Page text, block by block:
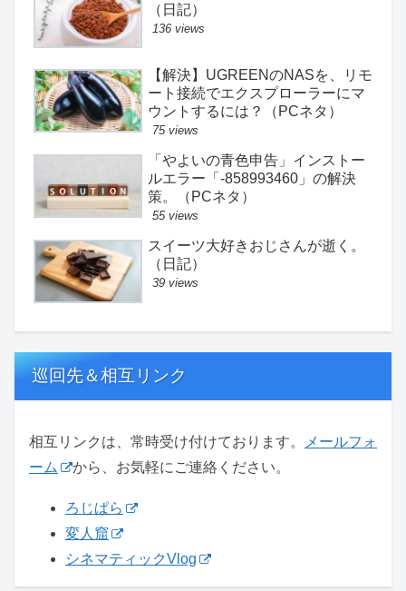
（日記）
136 views
【解決】UGREENのNASを、リモ
ート接続でエクスプローラーにマ
ウントするには？（PCネタ）
75 views
「やよいの青色申告」インストー
ルエラー「-858993460」の解決
策。（PCネタ）
55 views
スイーツ大好きおじさんが逝く。
（日記）
39 views
巡回先＆相互リンク
相互リンクは、常時受け付けております。
メールフォ
ーム
から、お気軽にご連絡ください。
ろじぱら
変人窟
シネマティックVlog